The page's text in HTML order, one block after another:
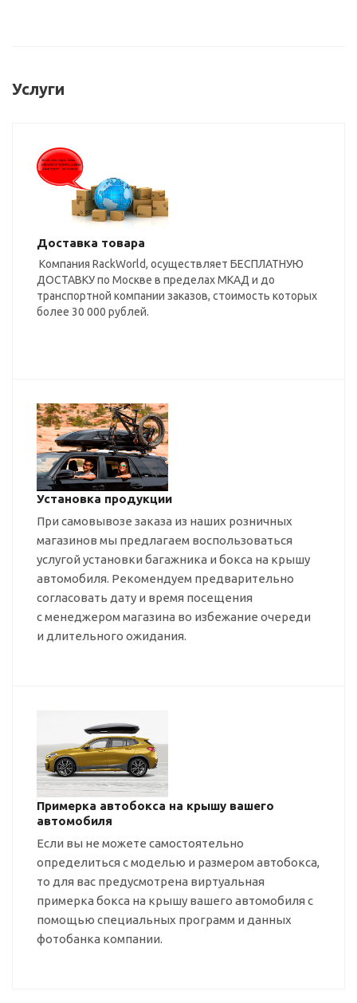
Услуги
Доставка товара
Компания RackWorld, осуществляет БЕСПЛАТНУЮ
ДОСТАВКУ по Москве в пределах МКАД и до
транспортной компании заказов, стоимость которых
более 30 000 рублей.
Установка продукции
При самовывозе заказа из наших розничных
магазинов мы предлагаем воспользоваться
услугой установки багажника и бокса на крышу
автомобиля. Рекомендуем предварительно
согласовать дату и время посещения
с менеджером магазина во избежание очереди
и длительного ожидания.
Примерка автобокса на крышу вашего
автомобиля
Если вы не можете самостоятельно
определиться с моделью и размером автобокса,
то для вас предусмотрена виртуальная
примерка бокса на крышу вашего автомобиля с
помощью специальных программ и данных
фотобанка компании.